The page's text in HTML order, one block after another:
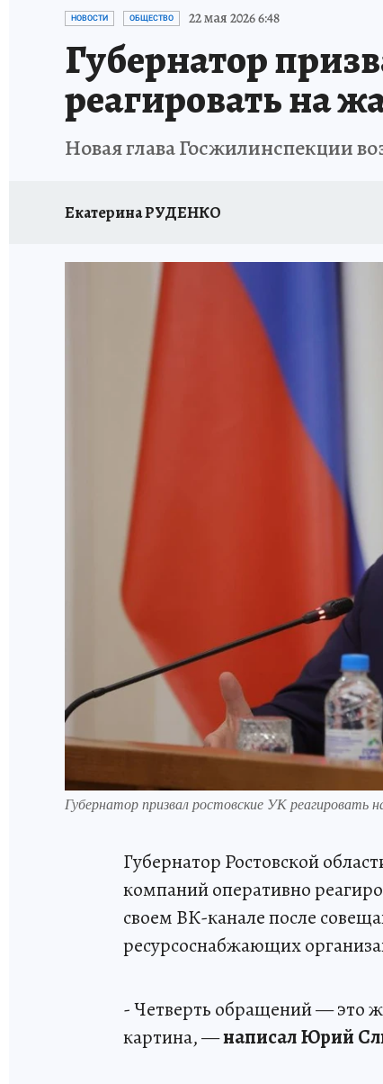
ЗАПОВЕДНАЯ РОССИЯ
НОВОСТИ ОБЩЕСТВО 22 мая 2026 6:48
Губернатор
реагировать на
Новая глава Госжилинспекции
Екатерина РУДЕНКО
Губернатор призвал ростовские УК
Губернатор Ростовской
компаний оперативно
своем ВК-канале после
ресурсоснабжающих
- Четверть обращений — это
картина, —написал Юрий